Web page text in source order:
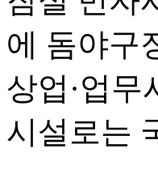
에 돔야구
상업·업무
시설로는